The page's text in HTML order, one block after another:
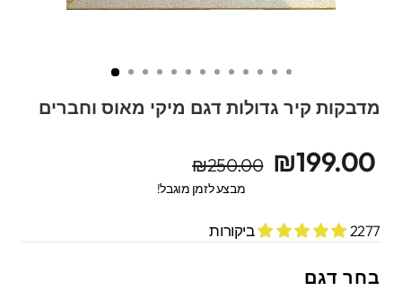
מדבקות קיר גדולות דגם מיקי מאוס וחברים
מחיר
מקורי
מחיר
מבצע
₪199.00
₪250.00
מבצע לזמן מוגבל!
2277 ביקורות
בחר דגם